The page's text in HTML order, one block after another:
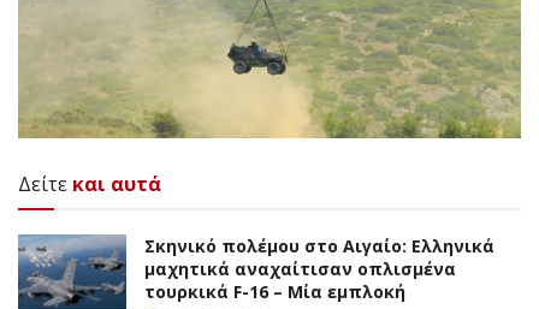
Δείτε και αυτά
Σκηνικό πολέμου στο Αιγαίο: Ελληνικά
μαχητικά αναχαίτισαν οπλισμένα
τουρκικά F-16 – Μία εμπλοκή